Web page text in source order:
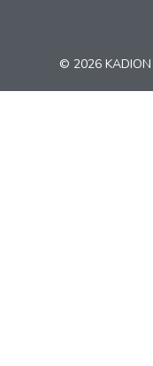
© 2026